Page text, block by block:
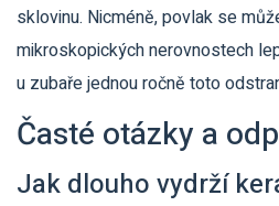
sklovinu. Nicméně, povlak se
mikroskopických nerovnostech
u zubaře jednou ročně toto
Časté otázky a
Jak dlouho vydrží